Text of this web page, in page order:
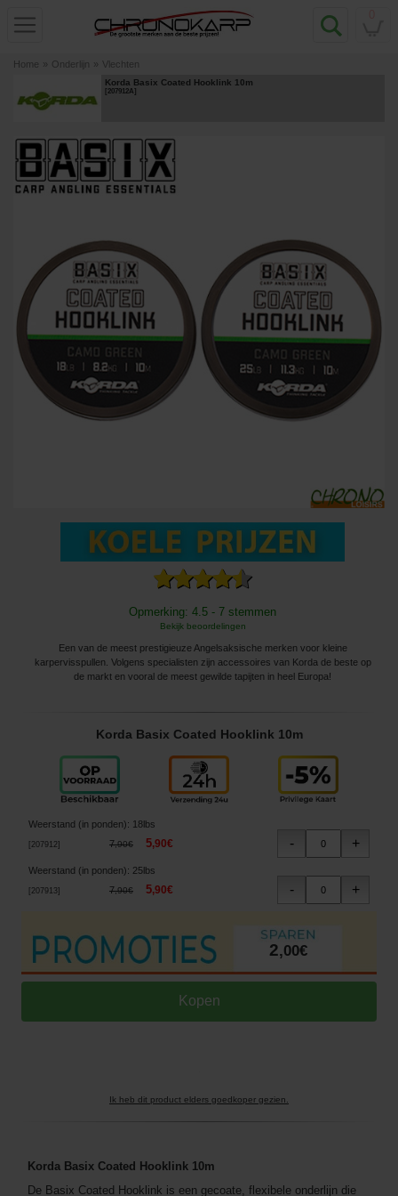
Home » Onderlijn » Vlechten
Korda Basix Coated Hooklink 10m
[207912A]
Opmerking: 4.5 - 7 stemmen
Bekijk beoordelingen
Een van de meest prestigieuze Angelsaksische merken voor kleine
karpervisspullen. Volgens specialisten zijn accessoires van Korda de beste op
de markt en vooral de meest gewilde tapijten in heel Europa!
Korda Basix Coated Hooklink 10m
Weerstand (in ponden): 18lbs
207912] 7,90€ 5,90€
Weerstand (in ponden): 25lbs
207913 ] 7,90€ 5,90€
2,00€
Ik heb dit product elders goedkoper gezien.
Korda Basix Coated Hooklink 10m
De Basix Coated Hooklink is een gecoate, flexibele onderlijn die